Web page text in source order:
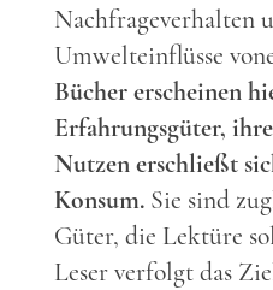
Nachfrageverhalten
Umwelteinflüsse
Bücher erscheinen
Erfahrungsgüter,
Nutzen erschließt
Konsum. Sie sind
Güter, die Lektüre
Leser verfolgt das